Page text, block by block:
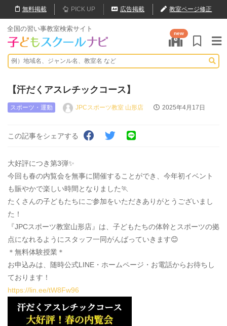
無料掲載 PICK UP 広告掲載 教室ページ修正
全国の習い事教室検索サイト
new
【汗だくアスレチックコース】
スポーツ・運動 JPCスポーツ教室 山形店 2025年4月17日
この記事をシェアする
大好評につき第3弾✨
今回も春の内覧会を無事に開催することができ、今年初イベント
も賑やかで楽しい時間となりました🏃
たくさんの子どもたちにご参加をいただきありがとうございまし
た！
『JPCスポーツ教室山形店』は、子どもたちの体幹とスポーツの拠
点になれるようにスタッフ一同がんばっていきます😊
＊無料体験授業＊
お申込みは、随時公式LINE・ホームページ・お電話からお待ちし
ております！
https://lin.ee/tW8Fw96